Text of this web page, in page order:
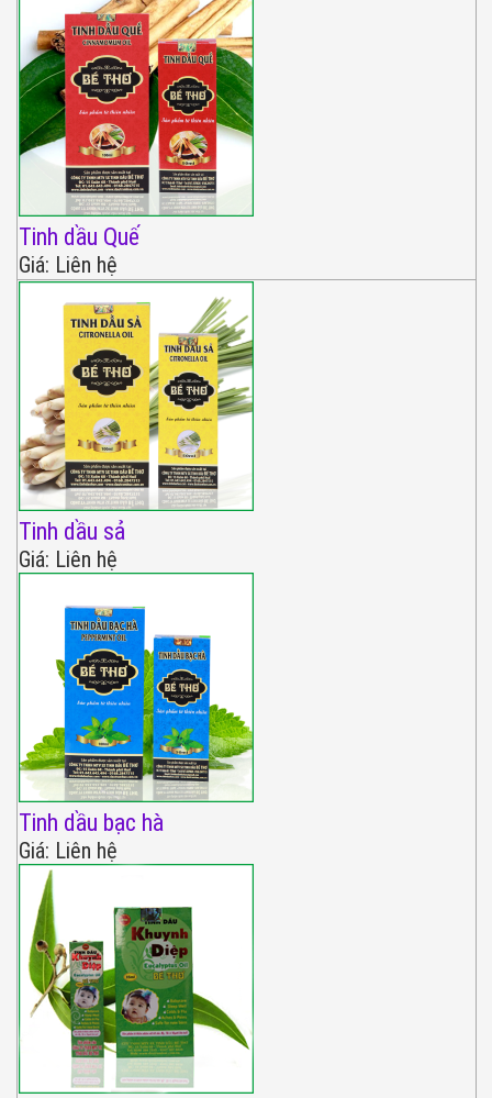
Tinh dầu Quế
Giá: Liên hệ
Tinh dầu sả
Giá: Liên hệ
Tinh dầu bạc hà
Giá: Liên hệ